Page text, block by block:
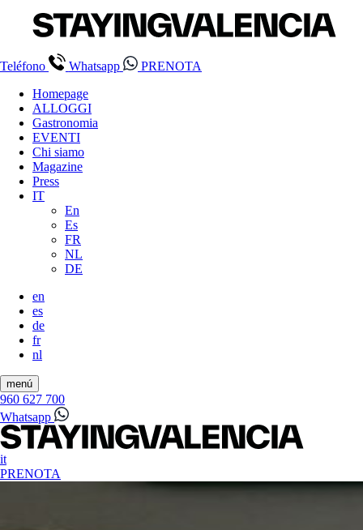
Teléfono Whatsapp
PRENOTA
Homepage
ALLOGGI
Gastronomia
EVENTI
Chi siamo
Magazine
Press
IT
En
Es
FR
NL
DE
en
es
de
fr
nl
menú
960 627 700
Whatsapp
it
PRENOTA